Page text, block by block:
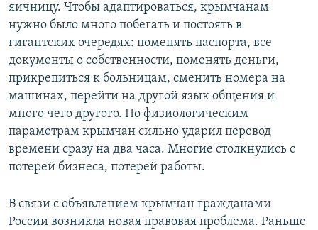
яичницу. Чтобы адаптироваться, крымчанам
нужно было много побегать и постоять в
гигантских очередях: поменять паспорта, все
документы о собственности, поменять деньги,
прикрепиться к больницам, сменить номера на
машинах, перейти на другой язык общения и
много чего другого. По физиологическим
параметрам крымчан сильно ударил перевод
времени сразу на два часа. Многие столкнулись с
потерей бизнеса, потерей работы.
В связи с объявлением крымчан гражданами
России возникла новая правовая проблема. Раньше